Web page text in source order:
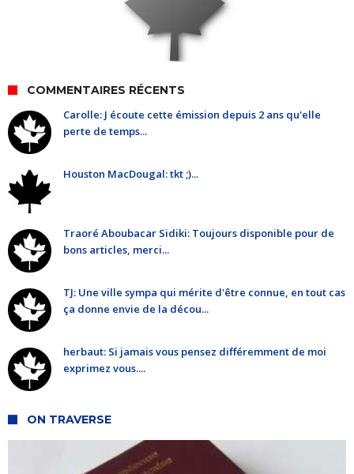
COMMENTAIRES RÉCENTS
Carolle: J écoute cette émission depuis 2 ans qu'elle
perte de temps...
Houston MacDougal: tkt ;)...
Traoré Aboubacar Sidiki: Toujours disponible pour de
bons articles, merci...
TJ: Une ville sympa qui mérite d'être connue, en tout cas
ça donne envie de la décou...
herbaut: Si jamais vous pensez différemment de moi
exprimez vous....
ON TRAVERSE